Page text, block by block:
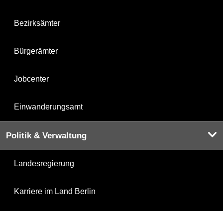
Bezirksämter
Bürgerämter
Jobcenter
Einwanderungsamt
Politik & Verwaltung
Landesregierung
Karriere im Land Berlin